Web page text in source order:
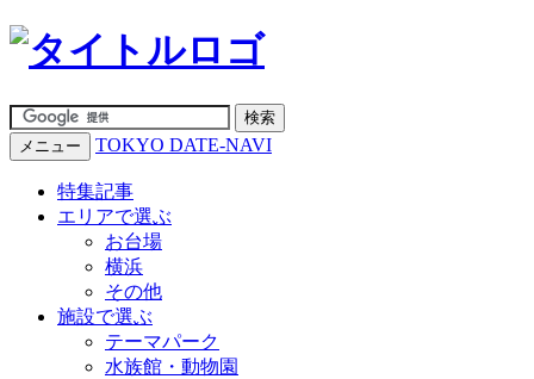
メニュー TOKYO DATE-NAVI
特集記事
エリアで選ぶ
お台場
横浜
その他
施設で選ぶ
テーマパーク
水族館・動物園